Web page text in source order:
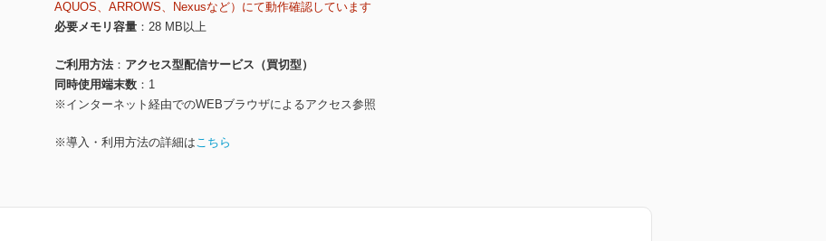
AQUOS、ARROWS、Nexusなど）にて動作確認しています
必要メモリ容量
28 MB以上
ご利用方法
アクセス型配信サービス（買切型）
同時使用端末数
1
※インターネット経由でのWEBブラウザによるアクセス参照
※導入・利用方法の詳細はこちら